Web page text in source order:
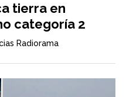
tierra en
categoría 2
Radiorama